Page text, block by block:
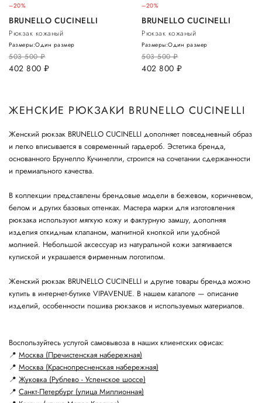
–20%
BRUNELLO CUCINELLI
Рюкзак кожаный
503 500руб.
402 800 руб.
Размеры:Один размер
–20%
BRUNELLO CUCINELLI
Рюкзак кожаный
503 500руб.
402 800 руб.
Размеры:Один размер
ЖЕНСКИЕ РЮКЗАКИ BRUNELLO CUCINELLI
Женский рюкзак BRUNELLO CUCINELLI дополняет повседневный образ
и легко вписывается в современный гардероб. Эстетика бренда,
основанного Брунелло Кучинелли, строится на сочетании сдержанности
и премиального качества.
В коллекции представлены брендовые модели в бежевом, коричневом,
белом и других базовых оттенках. Мастера марки для изготовления
рюкзака используют мягкую кожу и фактурную замшу, дополняя
изделия откидным клапаном, магнитной кнопкой или удобной
молнией. Небольшой аксессуар из натуральной кожи затягивается
кулиской и украшается фирменным логотипом.
Женский рюкзак BRUNELLO CUCINELLI и другие товары бренда можно
купить в интернет-бутике VIPAVENUE. В нашем каталоге — описание
изделий, особенности пошива рюкзаков и используемых материалов.
Воспользуйтесь услугой самовывоза в наших клиентских офисах:
📍 Москва (Пречистенская набережная)
📍 Москва (Краснопресненская набережная)
📍 Жуковка (Рублево - Успенское шоссе)
📍 Санкт-Петербург (улица Миллионная)